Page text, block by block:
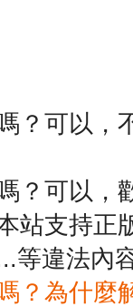
？可以，
？可以，
站支持正
等違法內
？為什麼